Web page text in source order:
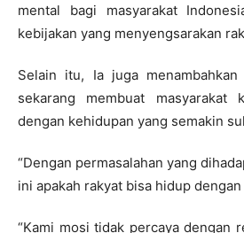
mental bagi masyarakat
kebijakan yang menyengsarakan
Selain itu, Ia juga
sekarang membuat masyarakat
dengan kehidupan yang semakin
“Dengan permasalahan yang
ini apakah rakyat bisa hidup dengan
“Kami mosi tidak percaya dengan